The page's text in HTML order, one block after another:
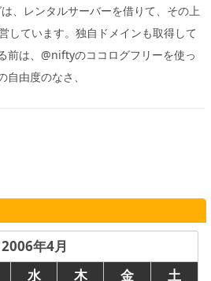
、レンタルサーバーを借りて、その上
しています。独自ドメインも取得して
前は、@niftyのココログフリーを使っ
由度のなさ、
2006年4月
水 木 金
土